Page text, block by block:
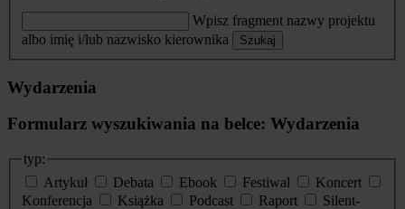
Wpisz fragment nazwy projektu
albo imię i/lub nazwisko kierownika
Szukaj
Wydarzenia
Formularz wyszukiwania na belce: Wydarzenia
typ:
Artykuł
Debata Ebook Festiwal
Koncert
Konferencja
Książka Podcast Raport
Silent-